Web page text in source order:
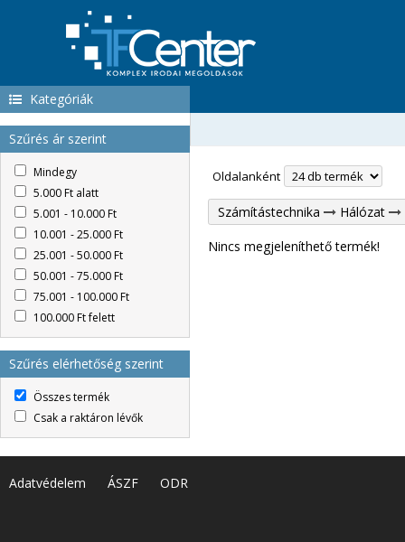
Kategóriák
Szűrés ár szerint
Mindegy
5.000 Ft alatt
5.001 - 10.000 Ft
10.001 - 25.000 Ft
25.001 - 50.000 Ft
50.001 - 75.000 Ft
75.001 - 100.000 Ft
100.000 Ft felett
Szűrés elérhetőség szerint
Összes termék
Csak a raktáron lévők
Oldalanként
Számítástechnika
Hálózat
Nincs megjeleníthető termék!
Adatvédelem ÁSZF ODR